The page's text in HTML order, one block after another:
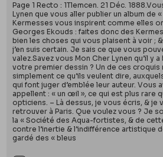
Page 1 Recto : 1Tlemcen. 21 Déc.
Lynen que vous aller publier un album de
Kermesses vous inspirent comme elles
Georges Ekouds : faites donc des
bien les choses qui vous plaisent à voir ;
j’en suis certain. Je sais ce que vous
valez.Savez vous Mon Cher Lynen qu’il y
votre premier dessin ? Un de ces croquis
simplement ce qu’ils veulent dire,
qui font juger d’emblée leur auteur. Vous
appellent : « un œil », ce qui est plus rare
opticiens. – Là dessus, je vous écris, & je
retrouver à Paris. Que voulez vous ? Je
la « Société des Aqua-fortistes, & de
contre l’inertie & l’indifférence artistique
gardé des « bleus